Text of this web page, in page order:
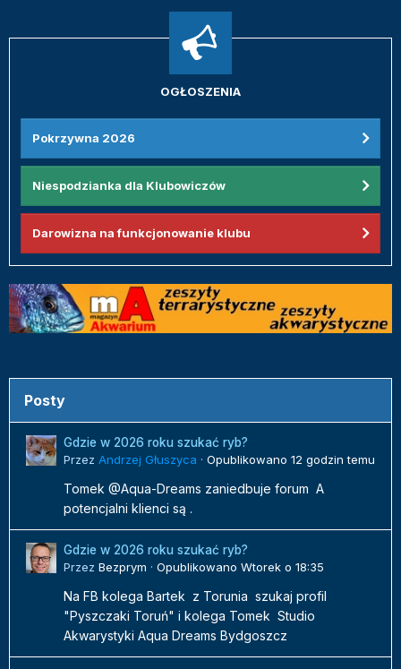
OGŁOSZENIA
Pokrzywna 2026
Niespodzianka dla Klubowiczów
Darowizna na funkcjonowanie klubu
Posty
Gdzie w 2026 roku szukać ryb?
Przez Andrzej Głuszyca · Opublikowano 12 godzin temu
Tomek @Aqua-Dreams zaniedbuje forum A
potencjalni klienci są .
Gdzie w 2026 roku szukać ryb?
Przez Bezprym · Opublikowano Wtorek o 18:35
Na FB kolega Bartek z Torunia szukaj profil
"Pyszczaki Toruń" i kolega Tomek Studio
Akwarystyki Aqua Dreams Bydgoszcz